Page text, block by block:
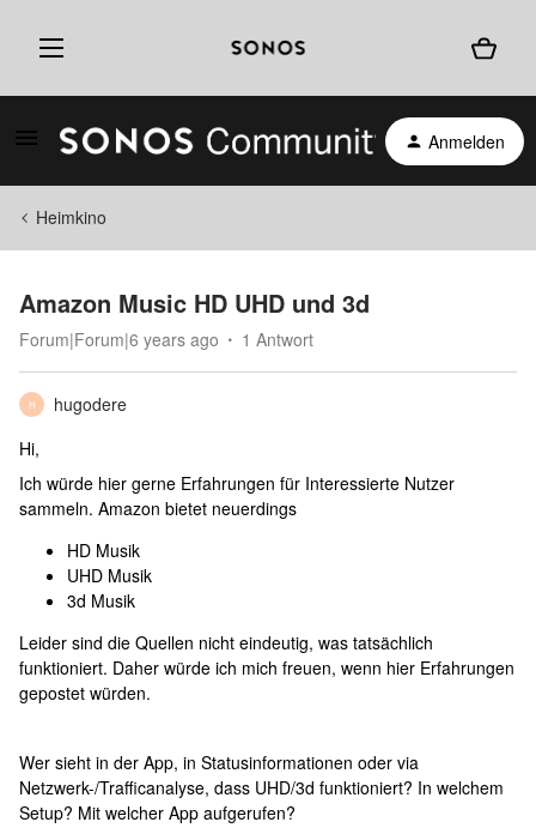
Anmelden
Heimkino
Amazon Music HD UHD und 3d
Forum|Forum|6 years ago 1 Antwort
H
hugodere
Hi,
Ich würde hier gerne Erfahrungen für Interessierte Nutzer
sammeln. Amazon bietet neuerdings
HD Musik
UHD Musik
3d Musik
Leider sind die Quellen nicht eindeutig, was tatsächlich
funktioniert. Daher würde ich mich freuen, wenn hier Erfahrungen
gepostet würden.
Wer sieht in der App, in Statusinformationen oder via
Netzwerk-/Trafficanalyse, dass UHD/3d funktioniert? In welchem
Setup? Mit welcher App aufgerufen?